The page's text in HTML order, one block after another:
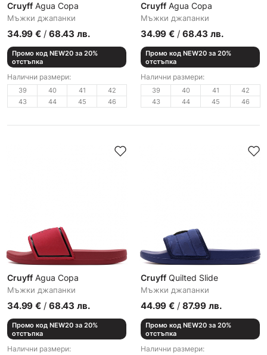
Cruyff Agua Copa
Мъжки джапанки
34.99 € / 68.43 лв.
Промо код NEW20 за 20%
отстъпка
Налични размери:
39 40 41
42
43
44 45 46
Cruyff Agua Copa
Мъжки джапанки
34.99 € / 68.43 лв.
Промо код NEW20 за 20%
отстъпка
Налични размери:
39 40 41
42
43
44 45 46
Cruyff Agua Copa
Мъжки джапанки
34.99 € / 68.43 лв.
Промо код NEW20 за 20%
отстъпка
Налични размери:
Cruyff Quilted Slide
Мъжки джапанки
44.99 € / 87.99 лв.
Промо код NEW20 за 20%
отстъпка
Налични размери: